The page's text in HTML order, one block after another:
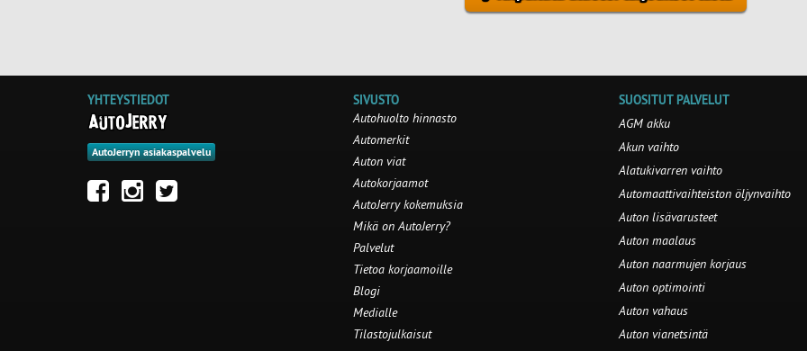
YHTEYSTIEDOT
AutoJerryn asiakaspalvelu
SIVUSTO
Autohuolto hinnasto
Automerkit
Auton viat
Autokorjaamot
AutoJerry kokemuksia
Mikä on AutoJerry?
Palvelut
Tietoa korjaamoille
Blogi
Medialle
Tilastojulkaisut
SUOSITUT PALVELUT
AGM akku
Akun vaihto
Alatukivarren vaihto
Automaattivaihteiston öljynvaihto
Auton lisävarusteet
Auton maalaus
Auton naarmujen korjaus
Auton optimointi
Auton vahaus
Auton vianetsintä